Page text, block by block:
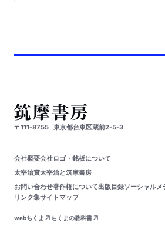
〒111-8755 東京都台東区蔵前2-5-3
会社概要会社ロゴ・銘板について
太宰治賞太宰治と筑摩書房
お問い合わせ著作権について出版目録ソーシャルメ
リンク集サイトマップ
webちくま
ちくまの教科書